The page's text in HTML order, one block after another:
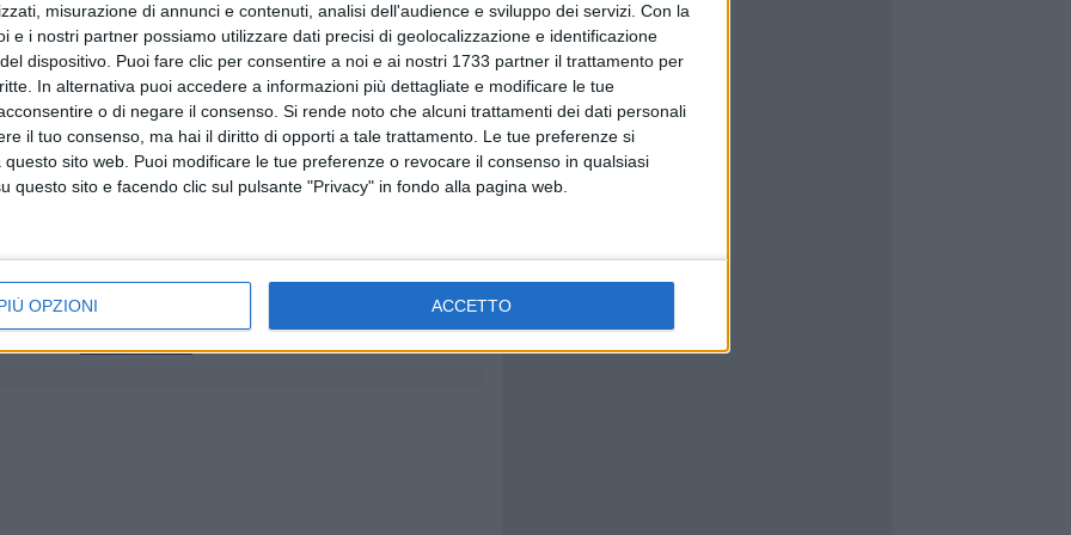
misurazione di annunci e contenuti, analisi dell'audience e sviluppo dei servizi. Con la
e i nostri partner possiamo utilizzare dati precisi di geolocalizzazione e identificazione
dispositivo. Puoi fare clic per consentire a noi e ai nostri 1733 partner il trattamento per
In alternativa puoi accedere a informazioni più dettagliate e modificare le tue
o di negare il consenso. Si rende noto che alcuni trattamenti dei dati personali
il tuo consenso, ma hai il diritto di opporti a tale trattamento. Le tue preferenze si
sito web. Puoi modificare le tue preferenze o revocare il consenso in qualsiasi
questo sito e facendo clic sul pulsante "Privacy" in fondo alla pagina web.
OPZIONI ACCETTO
veri capolavori artistici ricreando scenografie ed
cornice al convegno.
di critico d'arte e storico della letteratura, farà anche
diretto delle fonti artistiche e letterarie nella didattica
CENTRO STORICO ANDRIA APS HINIC DI ANDRIA
Vincenzo Tagliarino ha firmato
un biennale